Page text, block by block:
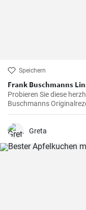
Speichern
Frank Buschmanns
Probieren Sie diese
Buschmanns
Starkochs wird mit
Gemüsesorten
Ein herzhaftes Familien
Greta